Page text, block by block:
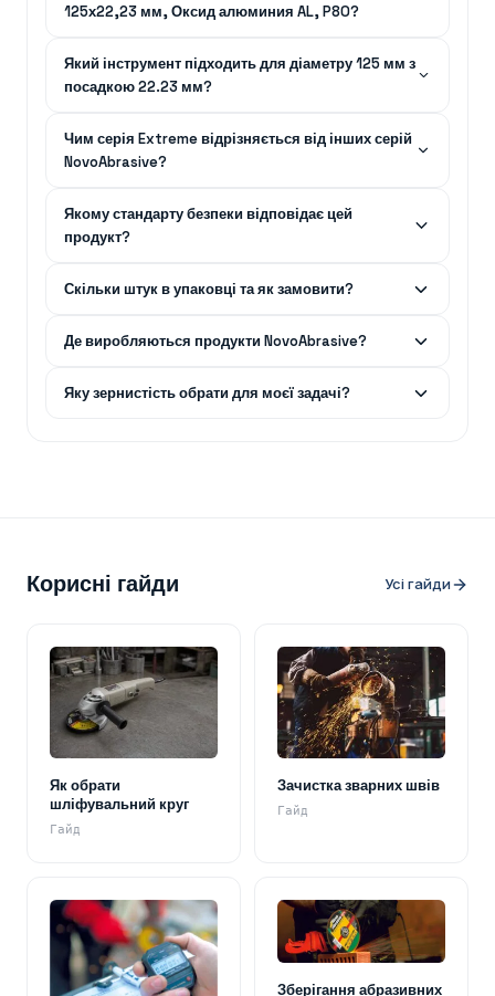
125х22,23 мм, Оксид алюминия AL, P80?
Який інструмент підходить для діаметру 125 мм з
посадкою 22.23 мм?
Чим серія Extreme відрізняється від інших серій
NovoAbrasive?
Якому стандарту безпеки відповідає цей
продукт?
Скільки штук в упаковці та як замовити?
Де виробляються продукти NovoAbrasive?
Яку зернистість обрати для моєї задачі?
Корисні гайди Усі гайди
Як обрати
шліфувальний круг
Гайд
Зачистка зварних швів
Гайд
Зберігання абразивних